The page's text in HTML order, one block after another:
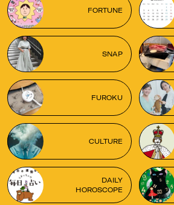
FORTUNE
SNAP
FUROKU
CULTURE
DAILY
HOROSCOPE